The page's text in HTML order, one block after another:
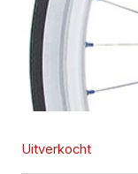
Uitverkocht